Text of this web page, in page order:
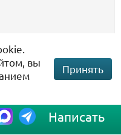
сталь
из цельной
Написать
вы
Принять